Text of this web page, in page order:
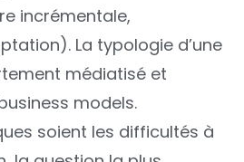
incrémentale,
La typologie d’une
médiatisé et
models.
soient les difficultés à